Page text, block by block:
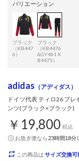
バリエーション
ブラック
（KB447
6）
ブラック
（KB4476
&GY461 K
B4475）
adidas （アディダス）
ドイツ代表 ティロ26 プ
ンツ(ブラック×ブラック)
￥19,800 税込
お急ぎ便なら23時間18分
この商品は サイズ交換